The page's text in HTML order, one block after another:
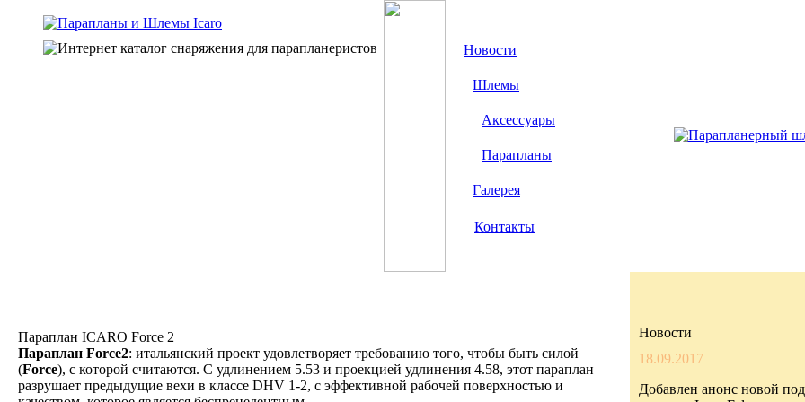
Новости
Шлемы
Аксессуары
Парапланы
Галерея
Контакты
Параплан ICARO Force 2
Параплан Force2: итальянский проект удовлетворяет требованию того, чтобы быть силой
(Force), с которой считаются. С удлинением 5.53 и проекцией удлинения 4.58, этот параплан
разрушает предыдущие вехи в классе DHV 1-2, с эффективной рабочей поверхностью и
Новости
18.09.2017
Добавлен анонс новой